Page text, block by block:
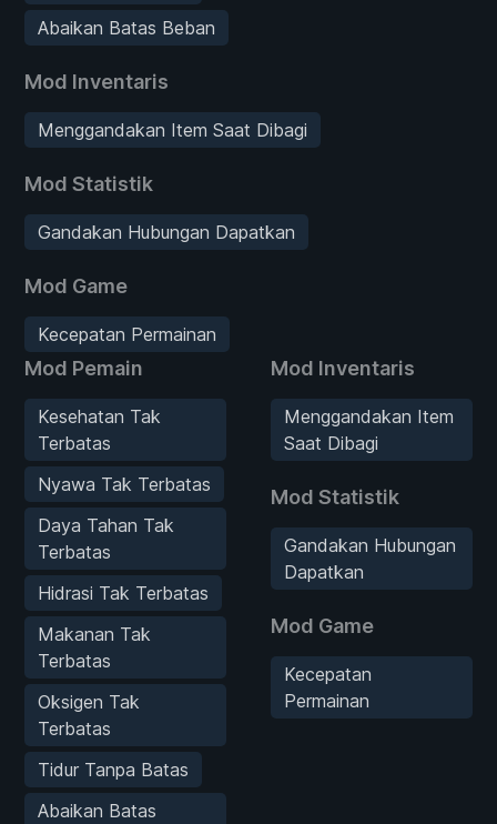
Abaikan Batas Beban
Mod Inventaris
Menggandakan Item Saat Dibagi
Mod Statistik
Gandakan Hubungan Dapatkan
Mod Game
Kecepatan Permainan
Mod Pemain
Kesehatan Tak
Terbatas
Nyawa Tak Terbatas
Daya Tahan Tak
Terbatas
Hidrasi Tak Terbatas
Makanan Tak
Terbatas
Oksigen Tak
Terbatas
Tidur Tanpa Batas
Abaikan Batas
Mod Inventaris
Menggandakan Item
Saat Dibagi
Mod Statistik
Gandakan Hubungan
Dapatkan
Mod Game
Kecepatan
Permainan